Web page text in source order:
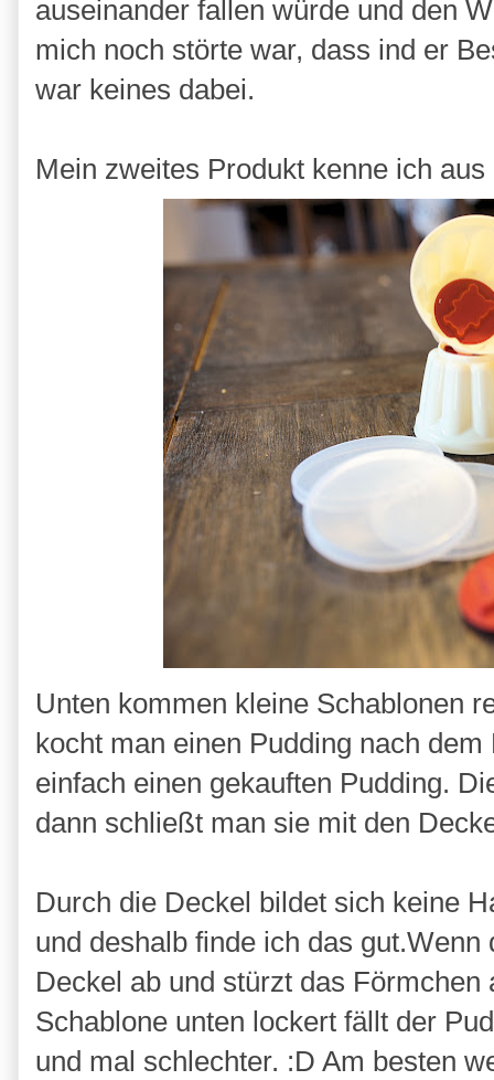
auseinander fallen würde und den
mich noch störte war, dass ind er
war keines dabei.
Mein zweites Produkt kenne ich
Unten kommen kleine Schablonen
kocht man einen Pudding nach
einfach einen gekauften Pudding.
dann schließt man sie mit den
Durch die Deckel bildet sich keine
und deshalb finde ich das
Deckel ab und stürzt das
Schablone unten lockert fällt der
und mal schlechter. :D Am besten